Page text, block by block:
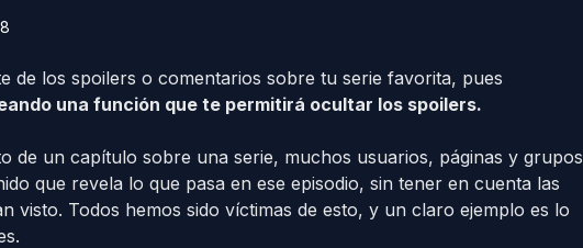
de los spoilers o comentarios sobre tu serie favorita, pues
una función que te permitirá ocultar los spoilers.
de un capítulo sobre una serie, muchos usuarios, páginas y grupos
que revela lo que pasa en ese episodio, sin tener en cuenta las
visto. Todos hemos sido víctimas de esto, y un claro ejemplo es lo